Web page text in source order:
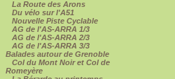
La Route des Arons
Du vélo sur l'A51
Nouvelle Piste Cyclable
AG de l'AS-ARRA 1/3
AG de l'AS-ARRA 2/3
AG de l'AS-ARRA 3/3
Balades autour de Grenoble
Col du Mont Noir et Col de
Romeyère